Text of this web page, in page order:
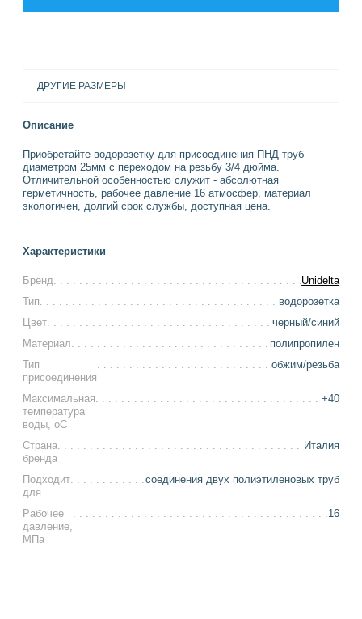
ДРУГИЕ РАЗМЕРЫ
Описание
Приобретайте водорозетку для присоединения ПНД труб
диаметром 25мм с переходом на резьбу 3/4 дюйма.
Отличительной особенностью служит - абсолютная
герметичность, рабочее давление 16 атмосфер, материал
экологичен, долгий срок службы, доступная цена.
Характеристики
Бренд
Unidelta
Тип
водорозетка
Цвет
черный/синий
Материал
полипропилен
Тип
присоединения
обжим/резьба
Максимальная
температура
воды, оС
+40
Страна
бренда
Италия
Подходит
для
соединения двух полиэтиленовых труб
Рабочее
давление,
МПа
16